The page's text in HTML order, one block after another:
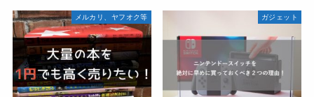
メルカリ、ヤフオク等 ガジェット